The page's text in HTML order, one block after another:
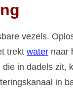
vezels.
trekt water naar
in dadels zit,
in